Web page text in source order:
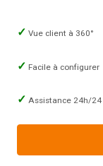
Vue client à 360°
Facile à configurer
Assistance 24h/24